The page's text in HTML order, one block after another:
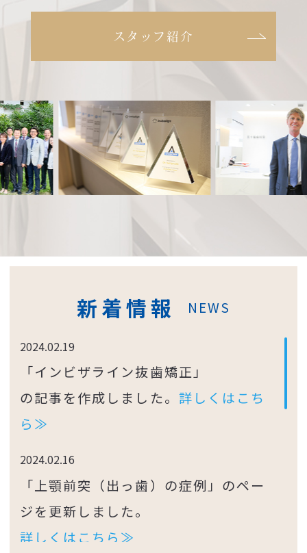
スタッフ紹介
新着情報 NEWS
2024.02.19
「インビザライン抜歯矯正」
の記事を作成しました。 詳しくはこち
ら≫
2024.02.16
「上顎前突（出っ歯）の症例」のペー
ジを更新しました。
詳しくはこちら≫